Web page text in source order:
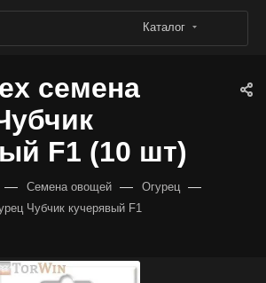
Каталог
семена
F1 (10 шт)
— Семена овощей — Огурец —
Чубчик кучерявый F1